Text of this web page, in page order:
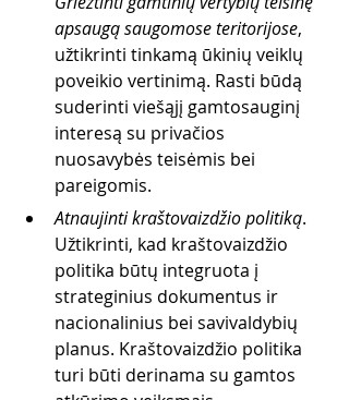
apsaugą saugomose teritorijose,
užtikrinti tinkamą ūkinių veiklų
poveikio vertinimą. Rasti būdą
suderinti viešąjį gamtosauginį
interesą su privačios
nuosavybės teisėmis bei
pareigomis.
Atnaujinti kraštovaizdžio politiką.
Užtikrinti, kad kraštovaizdžio
politika būtų integruota į
strateginius dokumentus ir
nacionalinius bei savivaldybių
planus. Kraštovaizdžio politika
turi būti derinama su gamtos